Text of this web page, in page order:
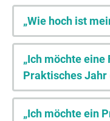
„Wie hoch ist
„Ich möchte
Praktisches Jahr
„Ich möchte ein